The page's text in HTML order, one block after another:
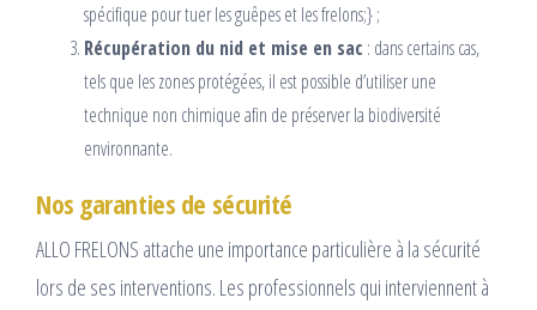
spécifique pour tuer les guêpes et les frelons;} ;
Récupération du nid et mise en sac : dans certains cas,
tels que les zones protégées, il est possible d’utiliser une
technique non chimique afin de préserver la biodiversité
environnante.
Nos garanties de sécurité
ALLO FRELONS attache une importance particulière à la sécurité
lors de ses interventions. Les professionnels qui interviennent à